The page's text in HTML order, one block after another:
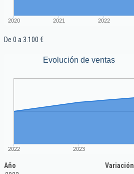
2020 2021 2022
De 0 a 3.100 €
Evolución de ventas
2022 2023
Año
Variación